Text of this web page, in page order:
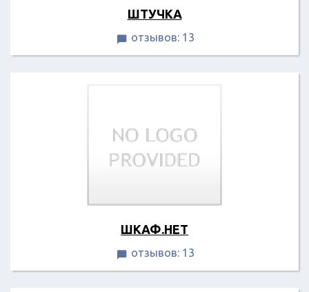
ШТУЧКА
 отзывов: 13
ШКАФ.НЕТ
 отзывов: 13